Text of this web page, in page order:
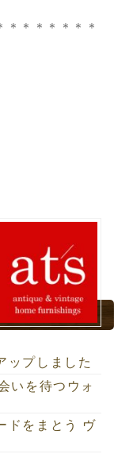
＊＊＊＊＊＊＊
プしました
を待つウォ
ドをまとう ヴ